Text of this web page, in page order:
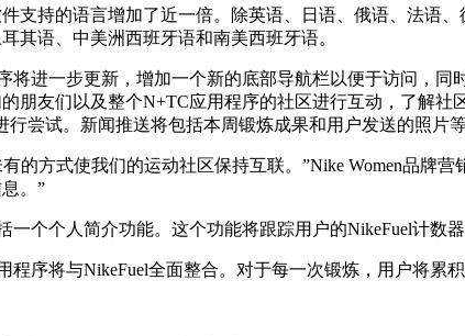
支持的语言增加了近一倍。除英语、日语、俄语、法语
其语、中美洲西班牙语和南美西班牙语。
将进一步更新，增加一个新的底部导航栏以便于访问，
朋友们以及整个N+TC应用程序的社区进行互动，了解
行尝试。新闻推送将包括本周锻炼成果和用户发送的照片
的方式使我们的运动社区保持互联。”Nike Women品牌
。”
一个个人简介功能。这个功能将跟踪用户的NikeFuel计数
程序将与NikeFuel全面整合。对于每一次锻炼，用户将累